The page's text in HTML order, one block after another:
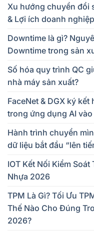
Xu hướng chuyển đổi
& Lợi ích doanh
Downtime là gì?
Downtime trong sản
Số hóa quy trình QC
nhà máy sản xuất?
FaceNet & DGX ký
trong ứng dụng AI
Hành trình chuyển
dữ liệu bắt đầu “lên
IOT Kết Nối Kiểm
Nhựa 2026
TPM Là Gì? Tối Ưu
Thế Nào Cho Đúng
2026?